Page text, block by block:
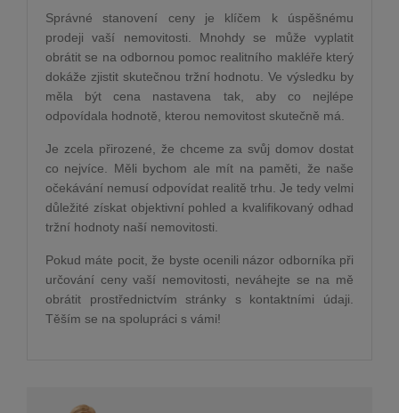
Správné stanovení ceny je klíčem k úspěšnému
prodeji vaší nemovitosti. Mnohdy se může vyplatit
obrátit se na odbornou pomoc realitního makléře který
dokáže zjistit skutečnou tržní hodnotu. Ve výsledku by
měla být cena nastavena tak, aby co nejlépe
odpovídala hodnotě, kterou nemovitost skutečně má.
Je zcela přirozené, že chceme za svůj domov dostat
co nejvíce. Měli bychom ale mít na paměti, že naše
očekávání nemusí odpovídat realitě trhu. Je tedy velmi
důležité získat objektivní pohled a kvalifikovaný odhad
tržní hodnoty naší nemovitosti.
Pokud máte pocit, že byste ocenili názor odborníka při
určování ceny vaší nemovitosti, neváhejte se na mě
obrátit prostřednictvím stránky s kontaktními údaji.
Těším se na spolupráci s vámi!